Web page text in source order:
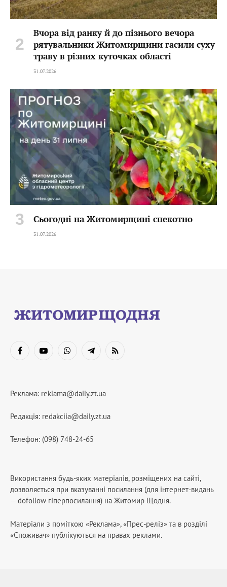
Вчора від ранку й до пізнього вечора
рятувальники Житомирщини гасили суху
траву в різних куточках області
31.07.2026
Сьогодні на Житомирщині спекотно
31.07.2026
FacebookYouTubeWhatsAppTelegramRSS
Реклама: reklama@daily.zt.ua
Редакція: redakciia@daily.zt.ua
Телефон: (098) 748-24-65
Використання будь-яких матеріалів, розміщених на сайті,
дозволяється при вказуванні посилання (для інтернет-видань
— dofollow гіперпосилання) на Житомир Щодня.
Матеріали з поміткою «Реклама», «Прес-реліз» та в розділі
«Споживач» публікуються на правах реклами.